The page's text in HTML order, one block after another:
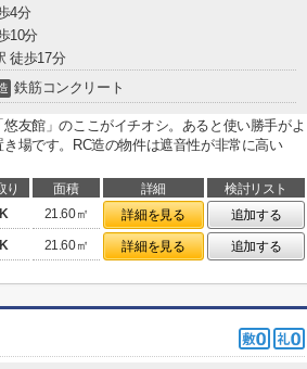
4分
10分
徒歩17分
鉄筋コンクリート
悠友館」のここがイチオシ。あると使い勝手がよ
場です。RC造の物件は遮音性が非常に高い
り 面積 詳細
検討リスト
21.60㎡ 詳細を見る
追加する
21.60㎡ 詳細を見る 追加する